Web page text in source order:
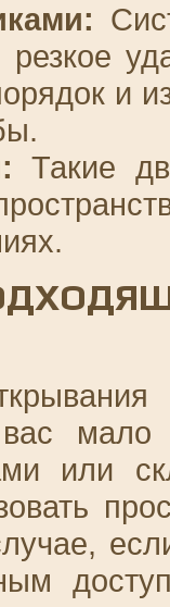
резкое
и
Такие
или